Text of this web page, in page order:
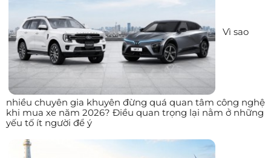
Vì sao
nhiều chuyên gia khuyên đừng quá quan tâm công nghệ
khi mua xe năm 2026? Điều quan trọng lại nằm ở những
yếu tố ít người để ý